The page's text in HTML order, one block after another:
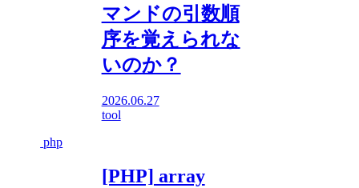
マンドの引数順
序を覚えられな
いのか？
2026.06.27
tool
php
[PHP] array